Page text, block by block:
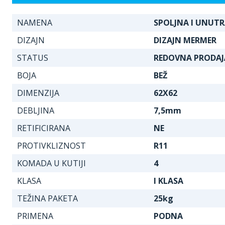
NAMENA
SPOLJNA I
DIZAJN
DIZAJN MERMER
STATUS
REDOVNA
BOJA
BEŽ
DIMENZIJA
62X62
DEBLJINA
7,5mm
RETIFICIRANA
NE
PROTIVKLIZNOST
R11
KOMADA U KUTIJI
4
KLASA
I KLASA
TEŽINA PAKETA
25kg
PRIMENA
PODNA